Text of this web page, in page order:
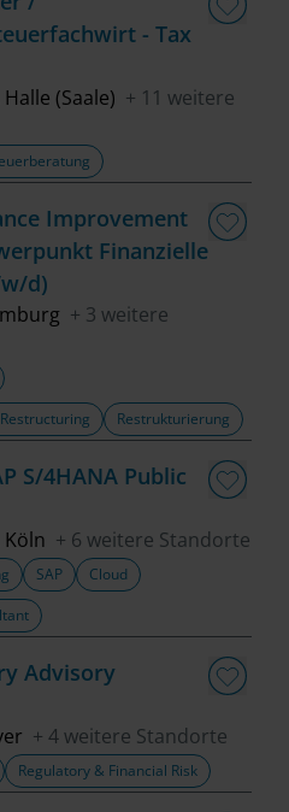
- Tax
(Saale) + 11 weitere
Improvement
Finanzielle
d)
+ 3 weitere
Restrukturierung
S/4HANA Public
+ 6 weitere Standorte
SAP
Cloud
Advisory
+ 4 weitere Standorte
Regulatory & Financial Risk